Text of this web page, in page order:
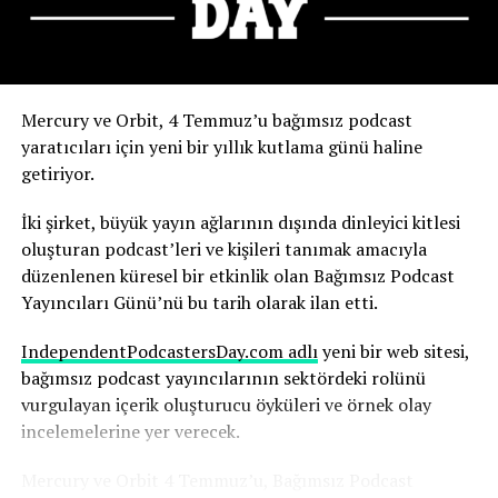
Kadınları ödül törenindeki görünümümün, podcast
indirmelerine ve ertesi hafta kitap satışlarına doğrudan
Yapay zekanın olası sonuçlarını şimdiden nasıl
değerlendirdiğini anlatıyor.
Robbins, yapay zekanın, yıllarca çalışmayı öğrendiği
medya ortamının temelini yeniden şekillendirdiğinin
farkında. Ve bu sürecin hızı dikkat gerektiriyor.
“Yapay zekadaki değişim hızını ve yapay zekanın şu anda
basında nasıl yankı uyandırdığını anlamak herkes için
çok önemli; yaşananlar büyüleyici” diyen Robbins,
şunları söyledi:
“Nice’te uçaktan indim ve Today Show’dan arkadaşım
Huda ile karşılaştım. Uzun uzun sohbet ettik. İkimizin
Mercury ve Orbit, 4 Temmuz’u bağımsız podcast
yaratıcıları için yeni bir yıllık kutlama günü haline
getiriyor.
İki şirket, büyük yayın ağlarının dışında dinleyici kitlesi
oluşturan podcast’leri ve kişileri tanımak amacıyla
düzenlenen küresel bir etkinlik olan Bağımsız Podcast
Yayıncıları Günü’nü bu tarih olarak ilan etti.
IndependentPodcastersDay.com adlıyeni bir web sitesi,
bağımsız podcast yayıncılarının sektördeki rolünü
vurgulayan içerik oluşturucu öyküleri ve örnek olay
incelemelerine yer verecek.